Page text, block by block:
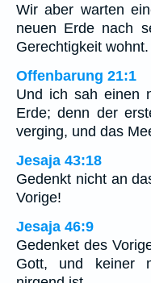
Wir aber warten
neuen Erde nach
Gerechtigkeit wohnt.
Offenbarung 21:1
Und ich sah einen
Erde; denn der
verging, und das
Jesaja 43:18
Gedenkt nicht an
Vorige!
Jesaja 46:9
Gedenket des
Gott, und keiner